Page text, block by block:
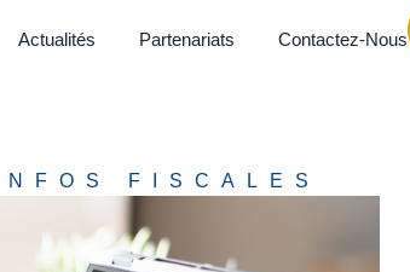
Actualités Partenariats Contactez-Nous
INFOS FISCALES